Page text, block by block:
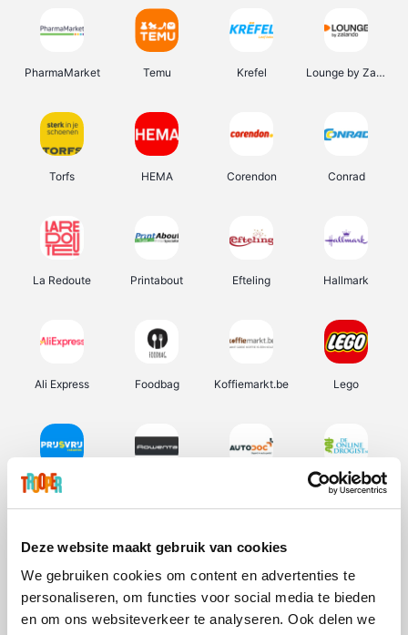
Deze website maakt gebruik van cookies
We gebruiken cookies om content en advertenties te
personaliseren, om functies voor social media te bieden
en om ons websiteverkeer te analyseren. Ook delen we
PharmaMarket Temu Krefel Lounge by Zalando
Torfs HEMA Corendon Conrad
La Redoute Printabout Efteling Hallmark
Ali Express Foodbag Koffiemarkt.be Lego
Prijsvrij De Online Drogist
Vidaxl Lampenlicht.be Plopsa Adidas